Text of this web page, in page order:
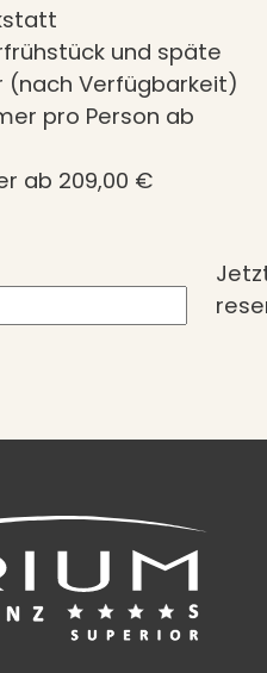
und späte
(nach Verfügbarkeit)
pro Person ab
ab 209,00 €